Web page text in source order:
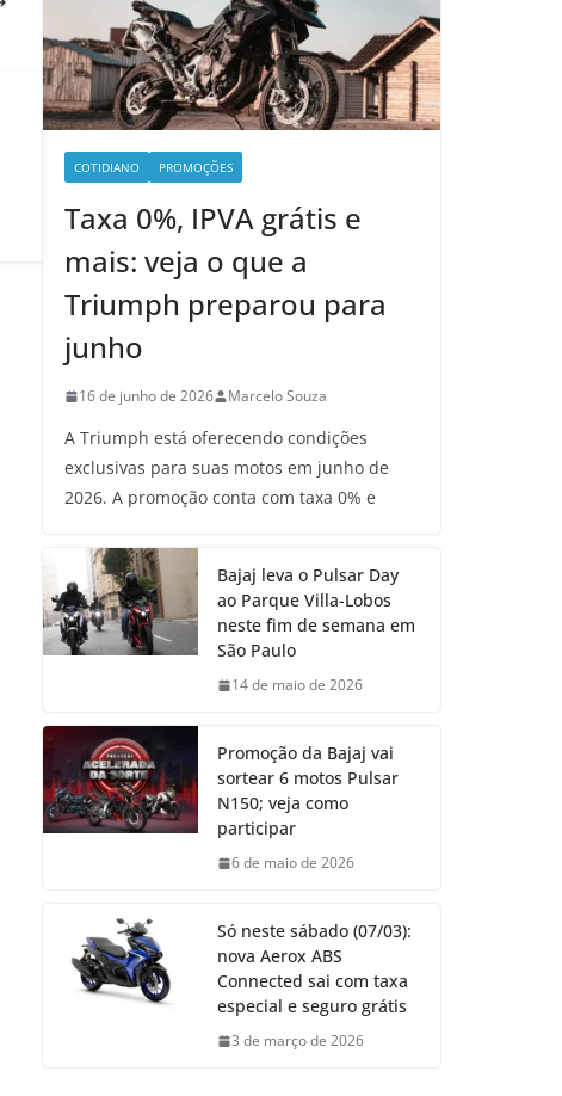
COTIDIANO PROMOÇÕES
Taxa 0%, IPVA grátis e
mais: veja o que a
Triumph preparou para
junho
16 de junho de 2026 Marcelo Souza
A Triumph está oferecendo condições
exclusivas para suas motos em junho de
2026. A promoção conta com taxa 0% e
Bajaj leva o Pulsar Day
ao Parque Villa-Lobos
neste fim de semana em
São Paulo
14 de maio de 2026
Promoção da Bajaj vai
sortear 6 motos Pulsar
N150; veja como
participar
6 de maio de 2026
Só neste sábado (07/03):
nova Aerox ABS
Connected sai com taxa
especial e seguro grátis
3 de março de 2026